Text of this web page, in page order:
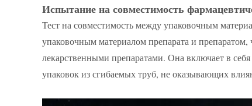
Испытание на совместимость
Тест на совместимость между упаковочным
упаковочным материалом препарата и
лекарственными препаратами. Она включает в
упаковок из сгибаемых труб, не оказывающих